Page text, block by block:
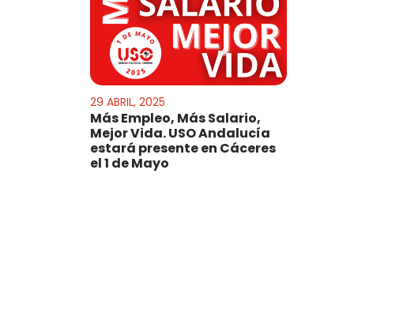
29 ABRIL, 2025
Más Empleo, Más Salario,
Mejor Vida. USO Andalucía
estará presente en Cáceres
el 1 de Mayo